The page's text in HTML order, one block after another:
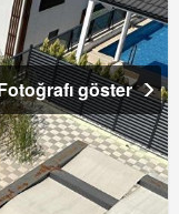
göster